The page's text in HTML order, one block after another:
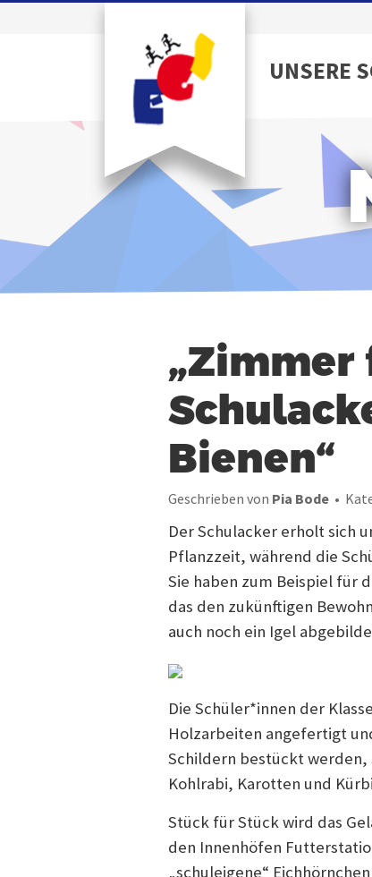
UNSERE
„Zimmer
Bienen“
Geschrieben von Pia Bode
Der Schulacker erholt sich
Pflanzzeit, während die
Sie haben zum Beispiel für
das den zukünftigen
auch noch ein Igel
Die Schüler*innen der
Holzarbeiten angefertigt
Schildern bestückt werden,
Kohlrabi, Karotten und
Stück für Stück wird das
den Innenhöfen
„schuleigene“